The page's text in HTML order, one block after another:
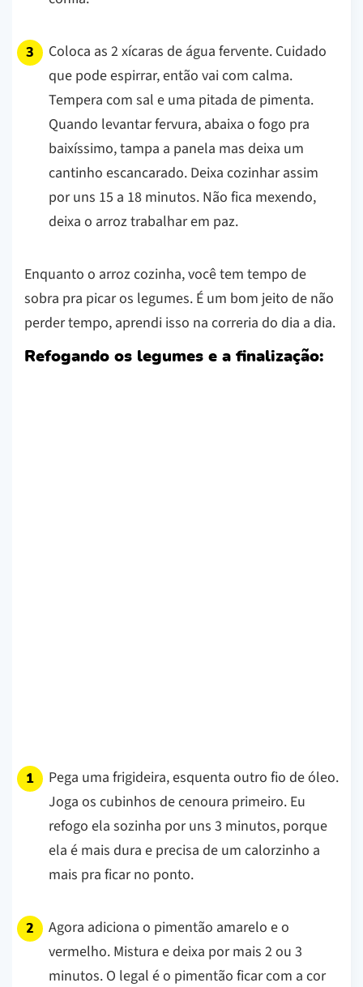
Coloca as 2 xícaras de água fervente. Cuidado
que pode espirrar, então vai com calma.
Tempera com sal e uma pitada de pimenta.
Quando levantar fervura, abaixa o fogo pra
baixíssimo, tampa a panela mas deixa um
cantinho escancarado. Deixa cozinhar assim
por uns 15 a 18 minutos. Não fica mexendo,
deixa o arroz trabalhar em paz.
Enquanto o arroz cozinha, você tem tempo de
sobra pra picar os legumes. É um bom jeito de não
perder tempo, aprendi isso na correria do dia a dia.
Refogando os legumes e a finalização:
Pega uma frigideira, esquenta outro fio de óleo.
Joga os cubinhos de cenoura primeiro. Eu
refogo ela sozinha por uns 3 minutos, porque
ela é mais dura e precisa de um calorzinho a
mais pra ficar no ponto.
Agora adiciona o pimentão amarelo e o
vermelho. Mistura e deixa por mais 2 ou 3
minutos. O legal é o pimentão ficar com a cor